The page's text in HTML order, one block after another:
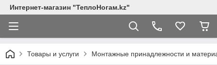
Интернет-магазин "ТеплоНогам.kz"
Товары и услуги Монтажные принадлежности и